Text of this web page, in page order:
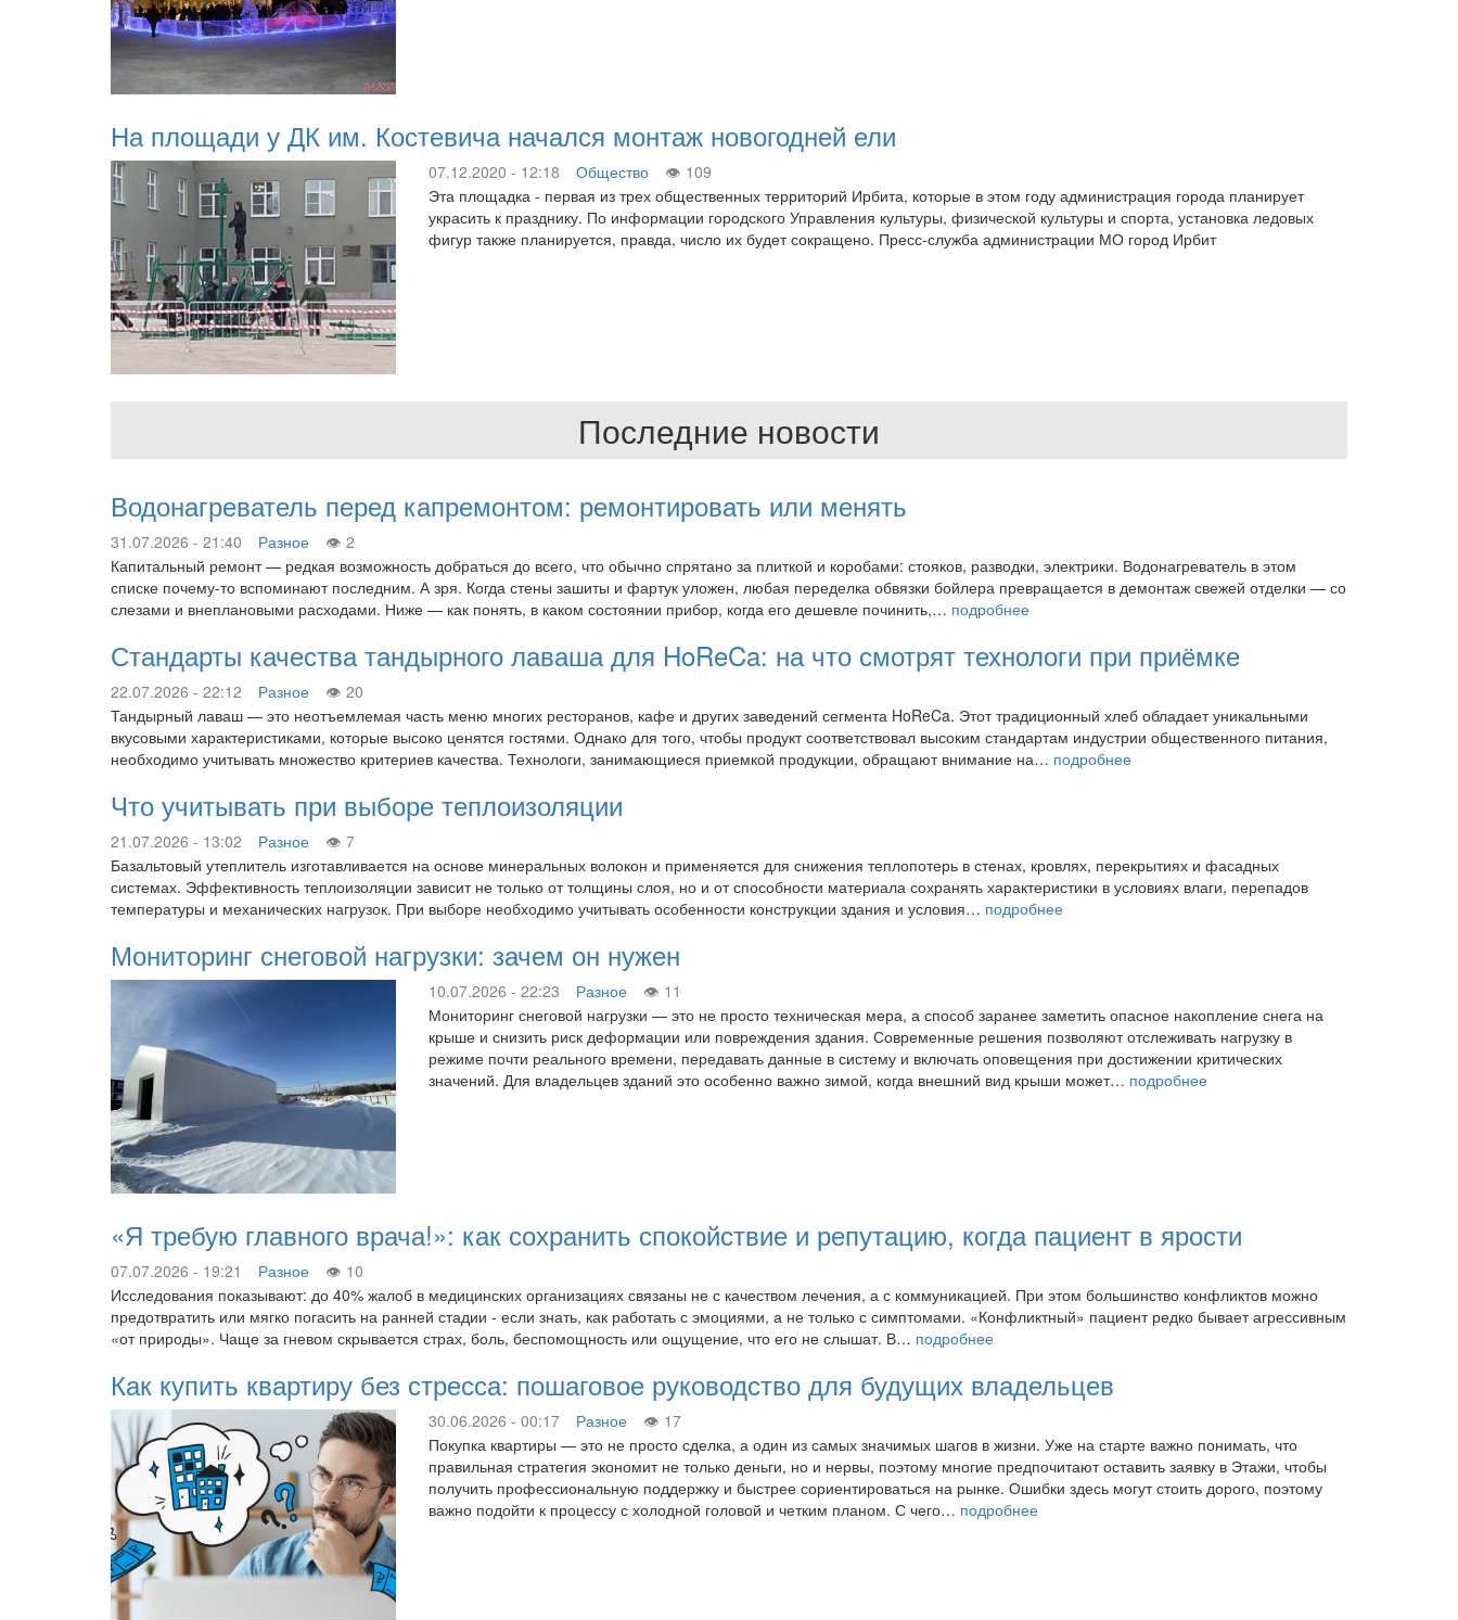
На площади у ДК им. Костевича начался монтаж новогодней ели
07.12.2020 - 12:18 Общество
109
Эта площадка - первая из трех общественных территорий Ирбита, которые в этом году администрация города планирует
украсить к празднику. По информации городского Управления культуры, физической культуры и спорта, установка ледовых
фигур также планируется, правда, число их будет сокращено. Пресс-служба администрации МО город Ирбит
Последние новости
Водонагреватель перед капремонтом: ремонтировать или менять
31.07.2026 - 21:40 Разное
2
Капитальный ремонт — редкая возможность добраться до всего, что обычно спрятано за плиткой и коробами: стояков, разводки, электрики. Водонагреватель в этом
списке почему-то вспоминают последним. А зря. Когда стены зашиты и фартук уложен, любая переделка обвязки бойлера превращается в демонтаж свежей отделки — со
слезами и внеплановыми расходами. Ниже — как понять, в каком состоянии прибор, когда его дешевле починить,… подробнее
Стандарты качества тандырного лаваша для HoReCa: на что смотрят технологи при приёмке
22.07.2026 - 22:12 Разное
20
Тандырный лаваш — это неотъемлемая часть меню многих ресторанов, кафе и других заведений сегмента HoReCa. Этот традиционный хлеб обладает уникальными
вкусовыми характеристиками, которые высоко ценятся гостями. Однако для того, чтобы продукт соответствовал высоким стандартам индустрии общественного питания,
необходимо учитывать множество критериев качества. Технологи, занимающиеся приемкой продукции, обращают внимание на… подробнее
Что учитывать при выборе теплоизоляции
21.07.2026 - 13:02 Разное
7
Базальтовый утеплитель изготавливается на основе минеральных волокон и применяется для снижения теплопотерь в стенах, кровлях, перекрытиях и фасадных
системах. Эффективность теплоизоляции зависит не только от толщины слоя, но и от способности материала сохранять характеристики в условиях влаги, перепадов
температуры и механических нагрузок. При выборе необходимо учитывать особенности конструкции здания и условия… подробнее
Мониторинг снеговой нагрузки: зачем он нужен
10.07.2026 - 22:23 Разное
11
Мониторинг снеговой нагрузки — это не просто техническая мера, а способ заранее заметить опасное накопление снега на
крыше и снизить риск деформации или повреждения здания. Современные решения позволяют отслеживать нагрузку в
режиме почти реального времени, передавать данные в систему и включать оповещения при достижении критических
значений. Для владельцев зданий это особенно важно зимой, когда внешний вид крыши может… подробнее
«Я требую главного врача!»: как сохранить спокойствие и репутацию, когда пациент в ярости
07.07.2026 - 19:21 Разное
10
Исследования показывают: до 40% жалоб в медицинских организациях связаны не с качеством лечения, а с коммуникацией. При этом большинство конфликтов можно
предотвратить или мягко погасить на ранней стадии - если знать, как работать с эмоциями, а не только с симптомами. «Конфликтный» пациент редко бывает агрессивным
«от природы». Чаще за гневом скрывается страх, боль, беспомощность или ощущение, что его не слышат. В… подробнее
Как купить квартиру без стресса: пошаговое руководство для будущих владельцев
30.06.2026 - 00:17 Разное
17
Покупка квартиры — это не просто сделка, а один из самых значимых шагов в жизни. Уже на старте важно понимать, что
правильная стратегия экономит не только деньги, но и нервы, поэтому многие предпочитают оставить заявку в Этажи, чтобы
получить профессиональную поддержку и быстрее сориентироваться на рынке. Ошибки здесь могут стоить дорого, поэтому
важно подойти к процессу с холодной головой и четким планом. С чего… подробнее